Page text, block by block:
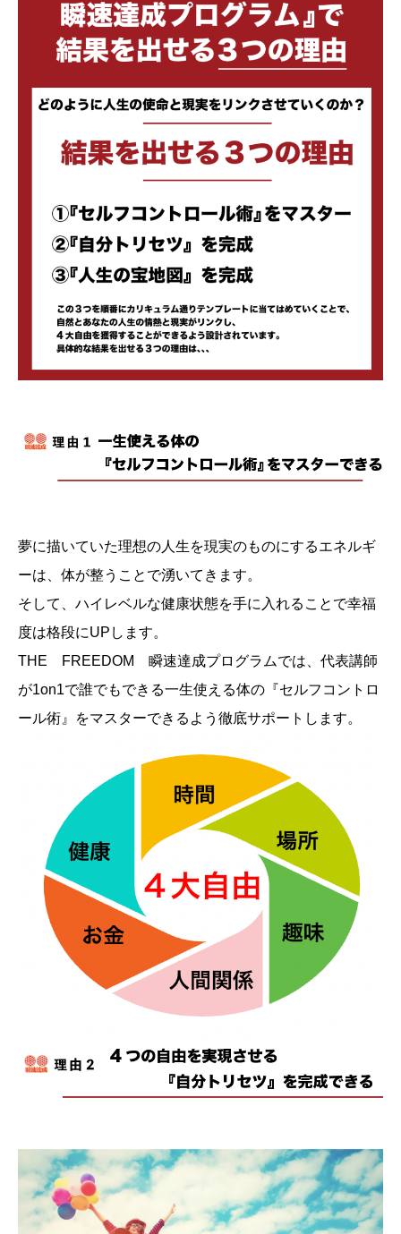
夢に描いていた理想の人生を現実のものにするエネルギ
ーは、体が整うことで湧いてきます。
そして、ハイレベルな健康状態を手に入れることで幸福
度は格段にUPします。
THE FREEDOM 瞬速達成プログラムでは、代表講師
が1on1で誰でもできる一生使える体の『セルフコントロ
ール術』をマスターできるよう徹底サポートします。